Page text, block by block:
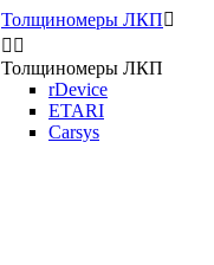
Толщиномеры ЛКП
 
Толщиномеры ЛКП
rDevice
ETARI
Carsys